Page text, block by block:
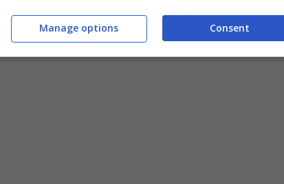
Consent
Manage options